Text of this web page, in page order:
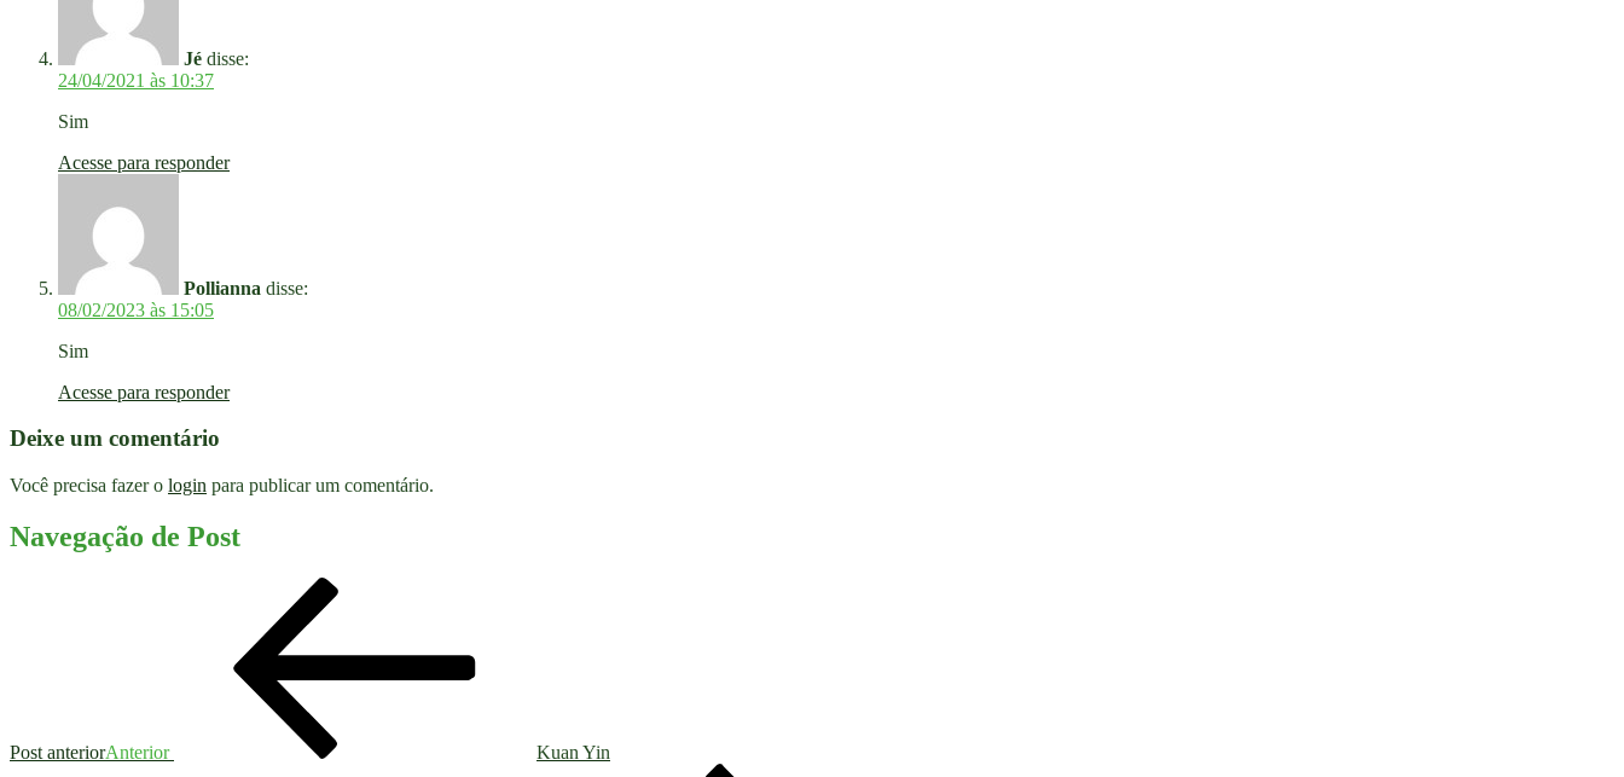
Jé disse:
24/04/2021 às 10:37
Sim
Acesse para responder
Pollianna disse:
08/02/2023 às 15:05
Sim
Acesse para responder
Deixe um comentário
Você precisa fazer o login para publicar um comentário.
Navegação de Post
Post anteriorAnterior Kuan Yin